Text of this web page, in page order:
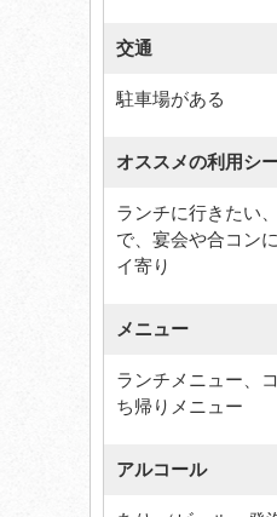
交通
駐車場がある
オススメの利用シ
ランチに行きたい
で、宴会や合コン
イ寄り
メニュー
ランチメニュー、
ち帰りメニュー
アルコール